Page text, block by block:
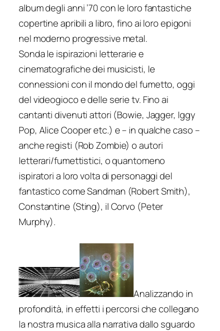
album degli anni ’70 con le loro fantastiche
copertine apribili a libro, fino ai loro epigoni
nel moderno progressive metal.
Sonda le ispirazioni letterarie e
cinematografiche dei musicisti, le
connessioni con il mondo del fumetto, oggi
del videogioco e delle serie tv. Fino ai
cantanti divenuti attori (Bowie, Jagger, Iggy
Pop, Alice Cooper etc.) e – in qualche caso –
anche registi (Rob Zombie) o autori
letterari/fumettistici, o quantomeno
ispiratori a loro volta di personaggi del
fantastico come Sandman (Robert Smith),
Constantine (Sting), il Corvo (Peter
Murphy).
Analizzando in
profondità, in effetti i percorsi che collegano
la nostra musica alla narrativa dallo sguardo